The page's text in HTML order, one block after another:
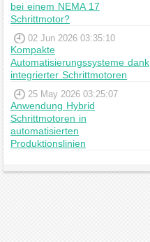
bei einem NEMA 17
Schrittmotor?
02 Jun 2026 03:35:10
Kompakte
Automatisierungssysteme dank
integrierter Schrittmotoren
25 May 2026 03:25:07
Anwendung Hybrid
Schrittmotoren in
automatisierten
Produktionslinien